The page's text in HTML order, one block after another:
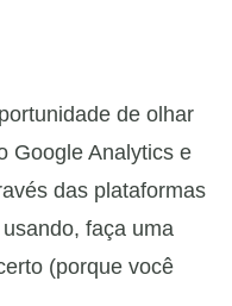
de olhar
Google Analytics e
das plataformas
faça uma
(porque você